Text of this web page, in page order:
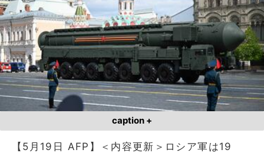
caption +
【5月19日 AFP】＜内容更新＞ロシア軍は19